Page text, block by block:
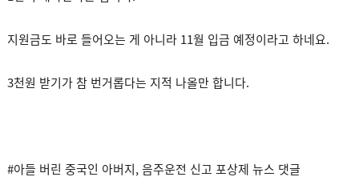
지원금도 바로 들어오는 게 아니라 11월 입금 예정이라고 하네요.
3천원 받기가 참 번거롭다는 지적 나올만 합니다.
#아들 버린 중국인 아버지, 음주운전 신고 포상제 뉴스 댓글